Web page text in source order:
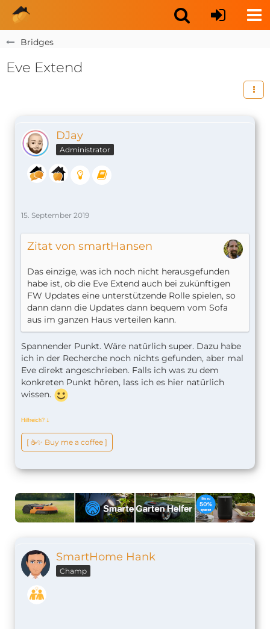
Bridges
Eve Extend
DJay
Administrator
15. September 2019
Zitat von smartHansen
Das einzige, was ich noch nicht herausgefunden
habe ist, ob die Eve Extend auch bei zukünftigen
FW Updates eine unterstützende Rolle spielen, so
dann dann die Updates dann bequem vom Sofa
aus im ganzen Haus verteilen kann.
Spannender Punkt. Wäre natürlich super. Dazu habe
ich in der Recherche noch nichts gefunden, aber mal
Eve direkt angeschrieben. Falls ich was zu dem
konkreten Punkt hören, lass ich es hier natürlich
wissen.
Hilfreich? ↆ
[ ☕️✨ Buy me a coffee ]
SmartHome Hank
Champ